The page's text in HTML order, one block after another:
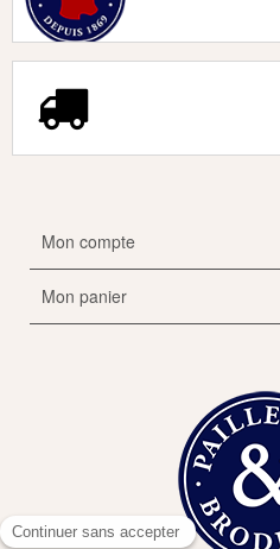
Mon compte
Mon panier